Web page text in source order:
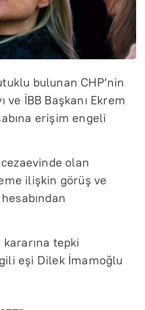
bulunan CHP’nin
ve İBB Başkanı Ekrem
erişim engeli
olan
ilişkin görüş ve
tepki
eşi Dilek İmamoğlu